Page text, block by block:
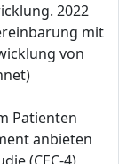
2022
mit
von
Patienten
anbieten